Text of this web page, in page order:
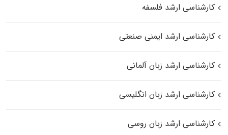
کارشناسی ارشد فلسفه
کارشناسی ارشد ایمنی صنعتی
کارشناسی ارشد زبان آلمانی
کارشناسی ارشد زبان انگلیسی
کارشناسی ارشد زبان روسی